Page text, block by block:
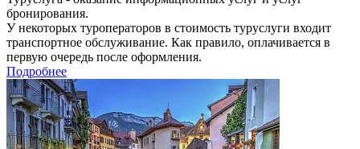
бронирования.
У некоторых туроператоров в стоимость туруслуги входит
транспортное обслуживание. Как правило, оплачивается в
первую очередь после оформления.
Подробнее